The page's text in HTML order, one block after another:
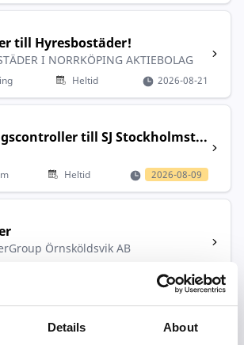
Details About
till Hyresbostäder!
I NORRKÖPING AKTIEBOLAG
Heltid 2026-08-21
till SJ Stockholmst...
Heltid 2026-08-09
Örnsköldsvik AB
med inriktning